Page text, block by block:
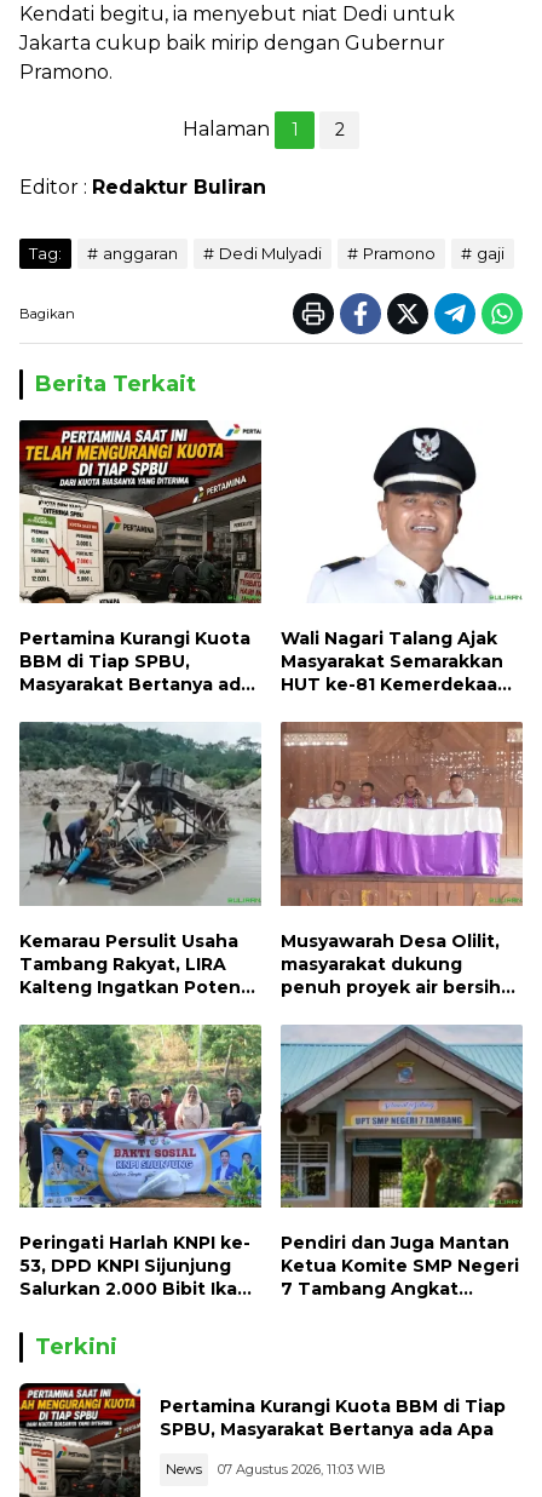
Kendati begitu, ia menyebut niat Dedi untuk
Jakarta cukup baik mirip dengan Gubernur
Pramono.
Halaman 1 2
Editor : Redaktur Buliran
Tag: anggaran Dedi Mulyadi Pramono gaji
Bagikan
Berita Terkait
Pertamina Kurangi Kuota
BBM di Tiap SPBU,
Masyarakat Bertanya ada
Wali Nagari Talang Ajak
Masyarakat Semarakkan
HUT ke-81 Kemerdekaan
Bendera Merah Putih
Kemarau Persulit Usaha
Tambang Rakyat, LIRA
Kalteng Ingatkan Potensi
Hidup
Musyawarah Desa Olilit,
masyarakat dukung
penuh proyek air bersih
Peringati Harlah KNPI ke-
53, DPD KNPI Sijunjung
Salurkan 2.000 Bibit Ikan
Pendiri dan Juga Mantan
Ketua Komite SMP Negeri
7 Tambang Angkat
Terkini
Pertamina Kurangi Kuota BBM di Tiap
SPBU, Masyarakat Bertanya ada Apa
News 07 Agustus 2026, 11:03 WIB